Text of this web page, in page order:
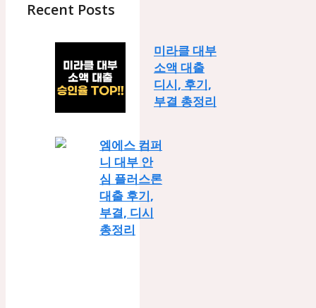
Recent Posts
미라클 대부
소액 대출
디시, 후기,
부결 총정리
엠에스 컴퍼
니 대부 안
심 플러스론
대출 후기,
부결, 디시
총정리